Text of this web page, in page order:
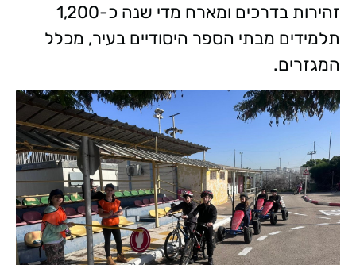
זהירות בדרכים ומארח מדי שנה כ-1,200
תלמידים מבתי הספר היסודיים בעיר, מכלל
המגזרים.